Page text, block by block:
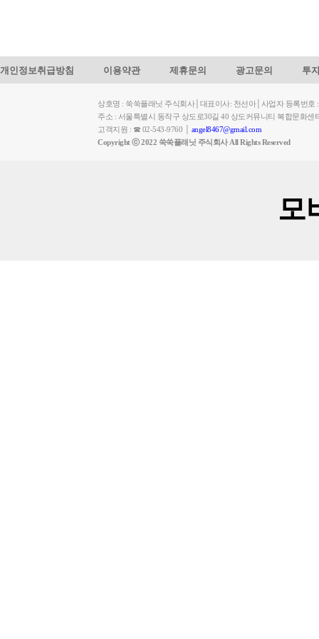
개인정보취급방침 이용약관 제휴문의 광고문의 투
상호명 : 쑥쑥플래닛 주식회사│대표이사: 천선아│사업자 등록번호
주소 : 서울특별시 동작구 상도로30길 40 상도커뮤니티 복합문화
고객지원 : ☎ 02-543-9760 │ angel8467@gmail.com
Copyright ⓒ 2022 쑥쑥플래닛 주식회사 All Rights Reserved
모